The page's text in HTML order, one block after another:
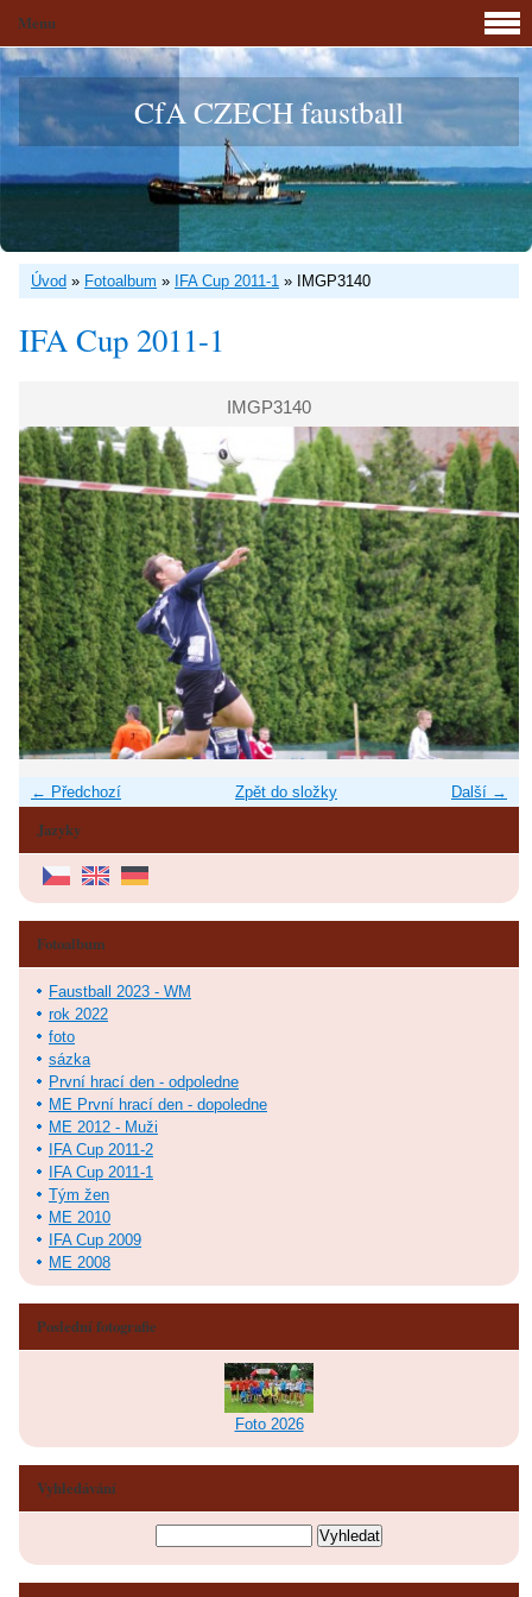
CfA CZECH faustball
Úvod » Fotoalbum » IFA Cup 2011-1 » IMGP3140
IFA Cup 2011-1
IMGP3140
← Předchozí Další →
Zpět do složky
Jazyky
Menu
Fotoalbum
Faustball 2023 - WM
rok 2022
foto
sázka
První hrací den - odpoledne
ME První hrací den - dopoledne
ME 2012 - Muži
IFA Cup 2011-2
IFA Cup 2011-1
Tým žen
ME 2010
IFA Cup 2009
ME 2008
Poslední fotografie
Foto 2026
Vyhledávání